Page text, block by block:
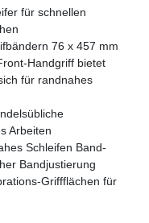
für schnellen
76 x 457 mm
Handgriff bietet
für randnahes
Arbeiten
Schleifen Band-
Bandjustierung
Griffflächen für